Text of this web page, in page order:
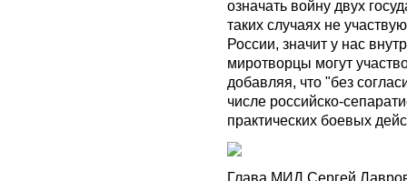
означать войну двух
таких случаях не
России, значит у нас
миротворцы могут
добавляя, что "без
числе российско-
практических боевых
Глава МИД Сергей